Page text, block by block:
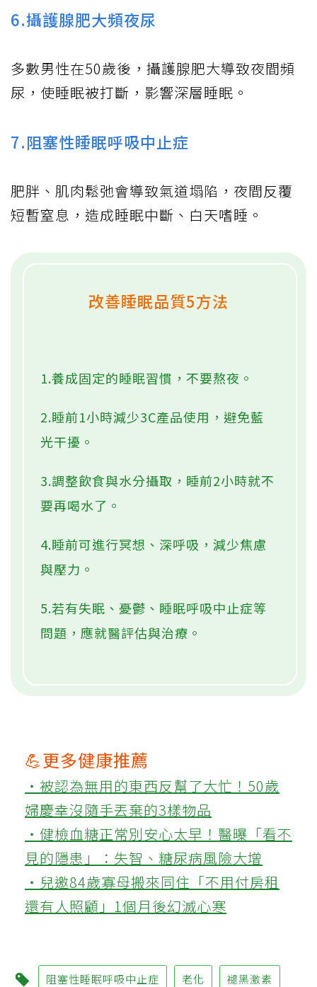
6.攝護腺肥大頻夜尿
多數男性在50歲後，攝護腺肥大導致夜間頻
尿，使睡眠被打斷，影響深層睡眠。
7.阻塞性睡眠呼吸中止症
肥胖、肌肉鬆弛會導致氣道塌陷，夜間反覆
短暫窒息，造成睡眠中斷、白天嗜睡。
改善睡眠品質5方法
1.養成固定的睡眠習慣，不要熬夜。
2.睡前1小時減少3C產品使用，避免藍
光干擾。
3.調整飲食與水分攝取，睡前2小時就不
要再喝水了。
4.睡前可進行冥想、深呼吸，減少焦慮
與壓力。
5.若有失眠、憂鬱、睡眠呼吸中止症等
問題，應就醫評估與治療。
💪更多健康推薦
‧被認為無用的東西反幫了大忙！50歲
婦慶幸沒隨手丟棄的3樣物品
‧健檢血糖正常別安心太早！醫曝「看不
見的隱患」：失智、糖尿病風險大增
‧兒邀84歲寡母搬來同住「不用付房租
還有人照顧」1個月後幻滅心寒
阻塞性睡眠呼吸中止症 老化 褪黑激素